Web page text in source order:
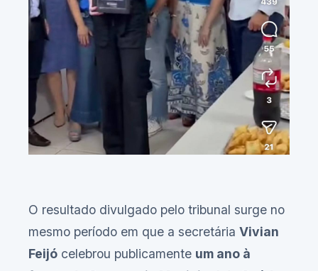
O resultado divulgado pelo tribunal surge no
mesmo período em que a secretária Vivian
Feijó celebrou publicamente um ano à